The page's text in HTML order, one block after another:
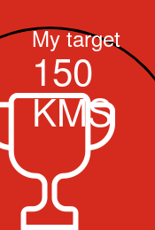
My target
150
KMS